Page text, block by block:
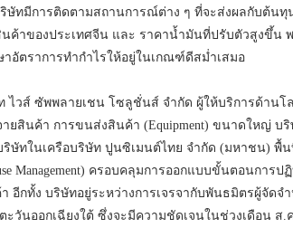
ริษัทมีการติดตามสถานการณ์ต่าง ๆ ที่จะส่งผลกับต้น
ค้าของประเทศจีน และ ราคาน้ำมันที่ปรับตัวสูงขึ้น
าอัตราการทำกำไรให้อยู่ในเกณฑ์ดีสม่ำเสมอ
ไวส์ ซัพพลายเชน โซลูชั่นส์ จำกัด ผู้ให้บริการด้าน
ายสินค้า การขนส่งสินค้า (Equipment) ขนาดใหญ่
ริษัทในเครือบริษัท ปูนซิเมนต์ไทย จำกัด (มหาชน) พื้
Management) ครอบคลุมการออกแบบขั้นตอนก
อีกทั้ง บริษัทอยู่ระหว่างการเจรจากับพันธมิตรผู้จัดจ
ตะวันออกเฉียงใต้ ซึ่งจะมีความชัดเจนในช่วงเดือน ส.